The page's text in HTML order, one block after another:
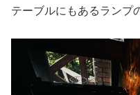
テーブルにもあるランプ